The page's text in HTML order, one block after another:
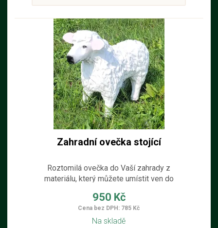
Zahradní ovečka stojící
Roztomilá ovečka do Vaší zahrady z
materiálu, který můžete umístit ven do
950 Kč
Cena bez DPH: 785 Kč
Na skladě